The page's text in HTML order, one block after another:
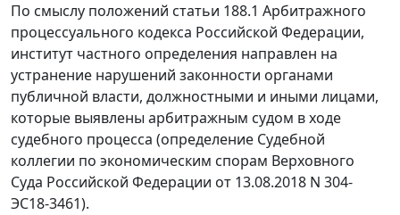
По смыслу положений статьи 188.1 Арбитражного
процессуального кодекса Российской Федерации,
институт частного определения направлен на
устранение нарушений законности органами
публичной власти, должностными и иными лицами,
которые выявлены арбитражным судом в ходе
судебного процесса (определение Судебной
коллегии по экономическим спорам Верховного
Суда Российской Федерации от 13.08.2018 N 304-
ЭС18-3461).